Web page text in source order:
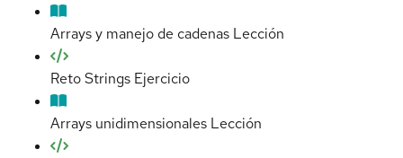
Arrays y manejo de cadenas Lección
Reto Strings Ejercicio
Arrays unidimensionales Lección